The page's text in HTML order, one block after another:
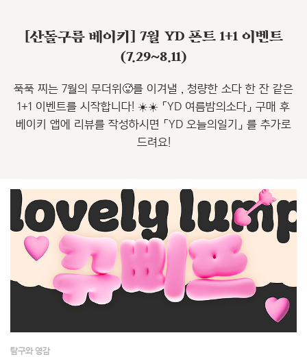
[산돌구름 베이키] 7월 YD 폰트 1+1 이벤트
(7.29~8.11)
푹푹 찌는 7월의 무더위🥵를 이겨낼 , 청량한 소다 한 잔 같은
1+1 이벤트를 시작합니다! ☀️☀️ 「YD 여름밤의소다」 구매 후
베이키 앱에 리뷰를 작성하시면 「YD 오늘의일기」 를 추가로
드려요!
Webzine
탐구와 영감